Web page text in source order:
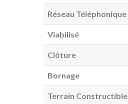
Réseau Téléphonique
Viabilisé
Clôture
Bornage
Terrain Constructible